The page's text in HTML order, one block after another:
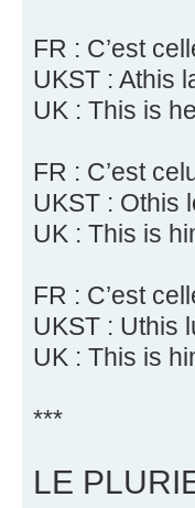
FR : C’est
UKST : Athis
UK : This is
FR : C’est
UKST : Othis
UK : This is
FR : C’est
UKST : Uthis
UK : This is
***
LE